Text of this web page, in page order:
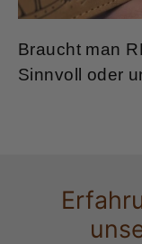
Braucht man
Sinnvoll oder